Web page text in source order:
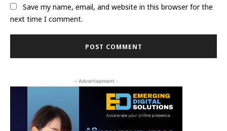
Save my name, email, and website in this browser for the
next time I comment.
- Advertisement -